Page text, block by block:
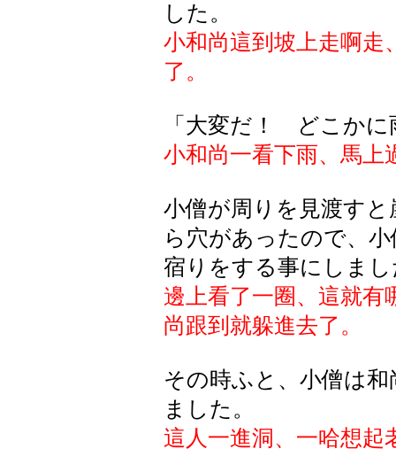
した。
小和尚這到坡上走啊走
了。
「大変だ！ どこかに
小和尚一看下雨、馬上
小僧が周りを見渡す
ら穴があったので、
宿りをする事にしま
邊上看了一圈、這就有
尚跟到就躲進去了。
その時ふと、小僧は
ました。
這人一進洞、一哈想起